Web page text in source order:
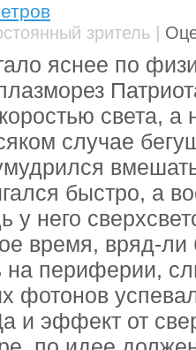
зритель |
яснее по
света, а
случае
быстро, а
у него
время, вряд-ли
на периферии,
фотонов
и эффект от